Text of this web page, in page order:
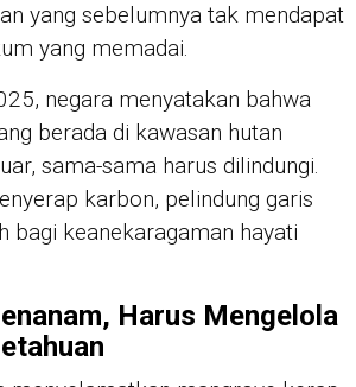
yang sebelumnya tak mendapat
yang memadai.
negara menyatakan bahwa
berada di kawasan hutan
sama-sama harus dilindungi.
karbon, pelindung garis
bagi keanekaragaman hayati
Harus Mengelola